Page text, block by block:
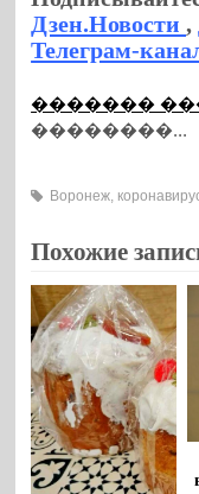
Дзен.Новости,
Телеграм-
�������
��������...
Воронеж,
Похожие